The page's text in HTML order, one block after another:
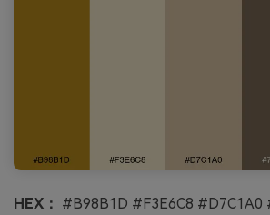
HEX： #B98B1D #F3E6C8 #D7C1A0